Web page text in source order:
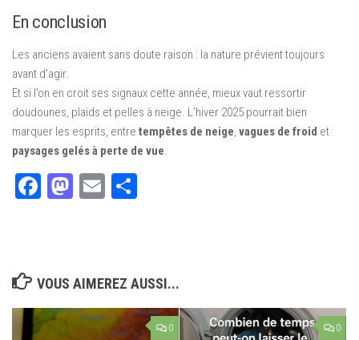
En conclusion
Les anciens avaient sans doute raison : la nature prévient toujours
avant d’agir.
Et si l’on en croit ses signaux cette année, mieux vaut ressortir
doudounes, plaids et pelles à neige. L’hiver 2025 pourrait bien
marquer les esprits, entre tempêtes de neige, vagues de froid et
paysages gelés à perte de vue.
Facebook
Mastodon
Email
VOUS AIMEREZ AUSSI...
0 0